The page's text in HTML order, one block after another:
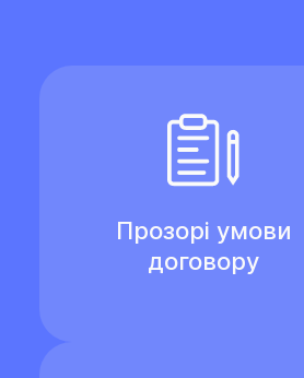
Прозорі умови
договору